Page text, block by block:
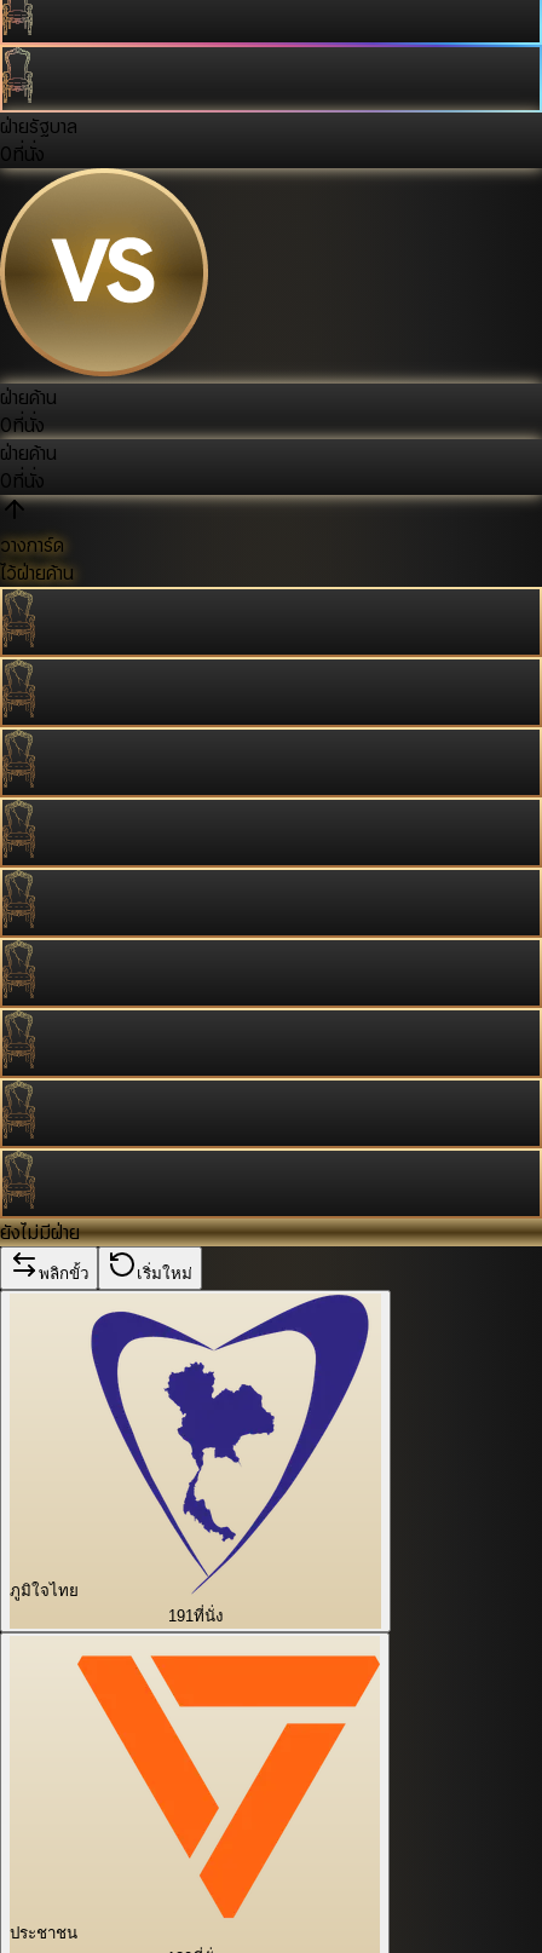
ฝ่ายรัฐบาล
0ที่นั่ง
ฝ่ายค้าน
0ที่นั่ง
ฝ่ายค้าน
0ที่นั่ง
วางการ์ด
ไว้ฝ่ายค้าน
ยังไม่มีฝ่าย
พลิกขั้ว เริ่มใหม่
ภูมิใจไทย
191ที่นั่ง
ประชาชน